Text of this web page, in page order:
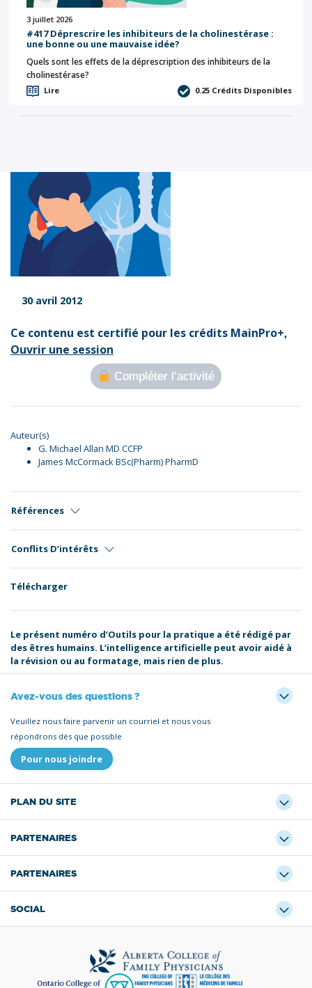
3 juillet 2026
#417 Déprescrire les inhibiteurs de la cholinestérase :
une bonne ou une mauvaise idée?
Quels sont les effets de la déprescription des inhibiteurs de la
cholinestérase?
Lire 0.25 Crédits Disponibles
30 avril 2012
Ce contenu est certifié pour les crédits MainPro+,
Ouvrir une session
Compléter l’activité
Auteur(s)
G. Michael Allan MD CCFP
James McCormack BSc(Pharm) PharmD
Références
Conflits D’intérêts
Télécharger
Le présent numéro d’Outils pour la pratique a été rédigé par
des êtres humains. L’intelligence artificielle peut avoir aidé à
la révision ou au formatage, mais rien de plus.
Avez-vous des questions ?
Veuillez nous faire parvenir un courriel et nous vous
répondrons dès que possible
Pour nous joindre
PLAN DU SITE
PARTENAIRES
PARTENAIRES
SOCIAL